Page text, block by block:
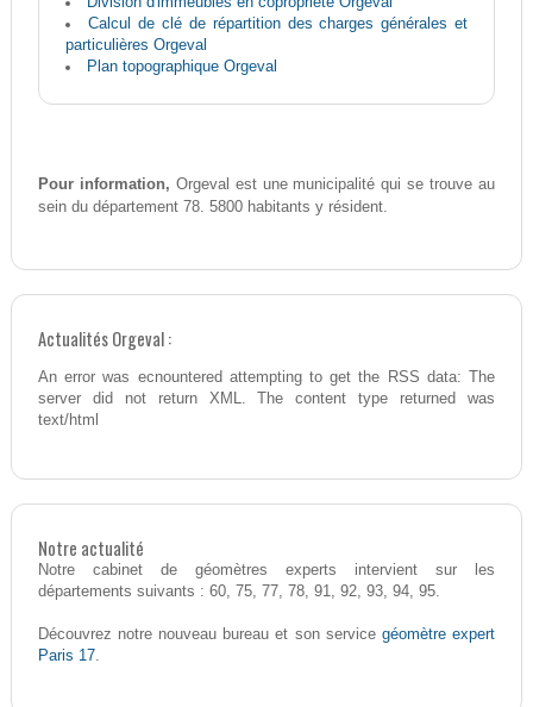
Calcul de clé de répartition des charges générales et
particulières Orgeval
Plan topographique Orgeval
Pour information, Orgeval est une municipalité qui se trouve au
sein du département 78. 5800 habitants y résident.
Actualités Orgeval :
An error was ecnountered attempting to get the RSS data: The
server did not return XML. The content type returned was
text/html
Notre actualité
Notre cabinet de géomètres experts intervient sur les
départements suivants : 60, 75, 77, 78, 91, 92, 93, 94, 95.
Découvrez notre nouveau bureau et son service géomètre expert
Paris 17.